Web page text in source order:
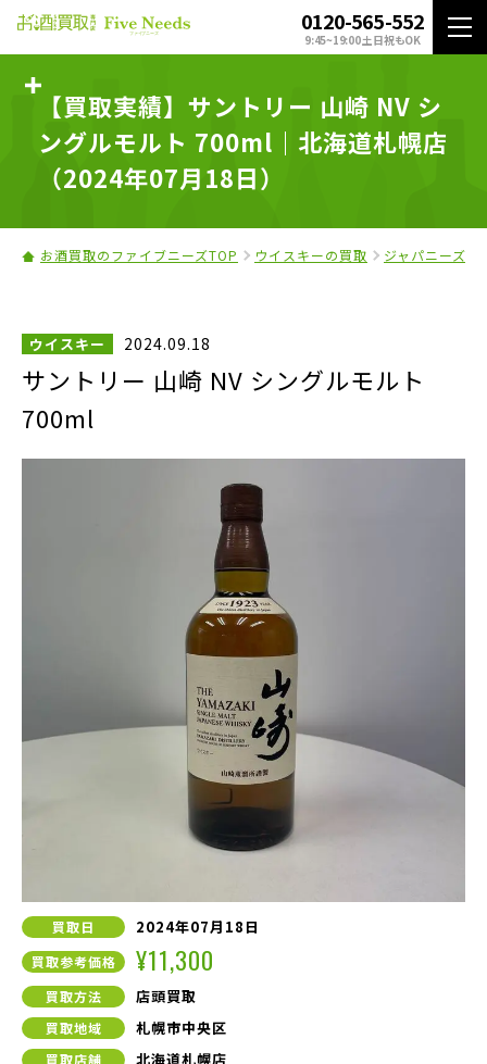
0120-565-552
9:45~19:00 土日祝もOK
【買取実績】サントリー 山崎 NV シ
ングルモルト 700ml｜北海道札幌店
（2024年07月18日）
お酒買取のファイブニーズTOP ウイスキーの買取 ジャパニーズ
ウイスキー 2024.09.18
サントリー 山崎 NV シングルモルト
700ml
買取日 2024年07月18日
買取参考価格 ¥11,300
買取方法 店頭買取
買取地域 札幌市中央区
買取店舗 北海道札幌店